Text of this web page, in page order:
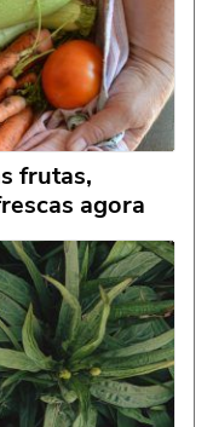
frutas,
agora